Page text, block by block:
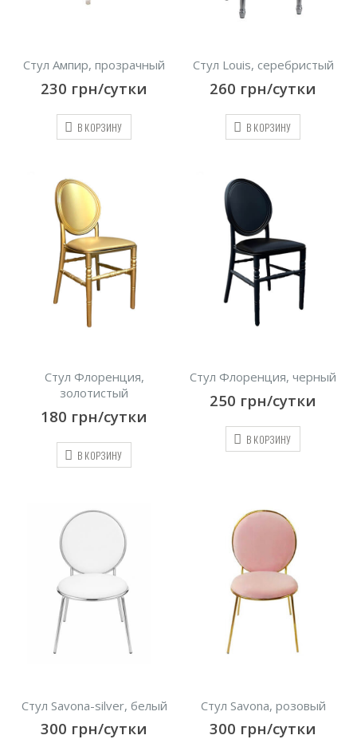
Стул Ампир, прозрачный
230 грн/сутки
В КОРЗИНУ
Стул Louis, серебристый
260 грн/сутки
В КОРЗИНУ
Стул Флоренция,
золотистый
180 грн/сутки
В КОРЗИНУ
Стул Флоренция, черный
250 грн/сутки
В КОРЗИНУ
Стул Savona-silver, белый
300 грн/сутки
Стул Savona, розовый
300 грн/сутки